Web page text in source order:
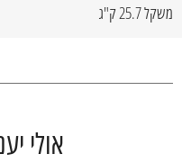
משקל 25.7 ק"ג
אולי